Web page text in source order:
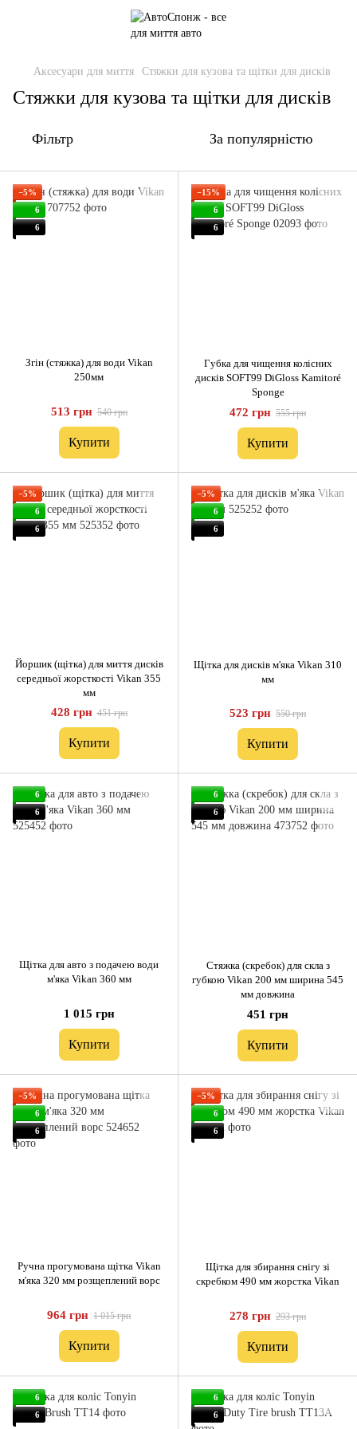
Аксесуари для миття Стяжки для кузова та щітки для дисків
Стяжки для кузова та щітки для дисків
Фільтр За популярністю
−5%
6
6
Згін (стяжка) для води Vikan
250мм
513 грн 540 грн
Купити
−15%
6
6
Губка для чищення колісних
дисків SOFT99 DiGloss Kamitoré
Sponge
472 грн 555 грн
Купити
−5%
6
6
Йоршик (щітка) для миття дисків
середньої жорсткості Vikan 355
мм
428 грн 451 грн
Купити
−5%
6
6
Щітка для дисків м'яка Vikan 310
мм
523 грн 550 грн
Купити
6
6
Щітка для авто з подачею води
м'яка Vikan 360 мм
1 015 грн
Купити
6
6
Стяжка (скребок) для скла з
губкою Vikan 200 мм ширина 545
мм довжина
451 грн
Купити
−5%
6
6
Ручна прогумована щітка Vikan
м'яка 320 мм розщеплений ворс
964 грн 1 015 грн
Купити
−5%
6
6
Щітка для збирання снігу зі
скребком 490 мм жорстка Vikan
278 грн 293 грн
Купити
6
6
6
6